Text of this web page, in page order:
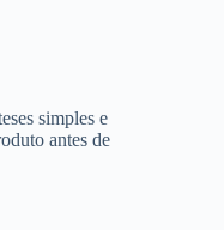
simples e
antes de